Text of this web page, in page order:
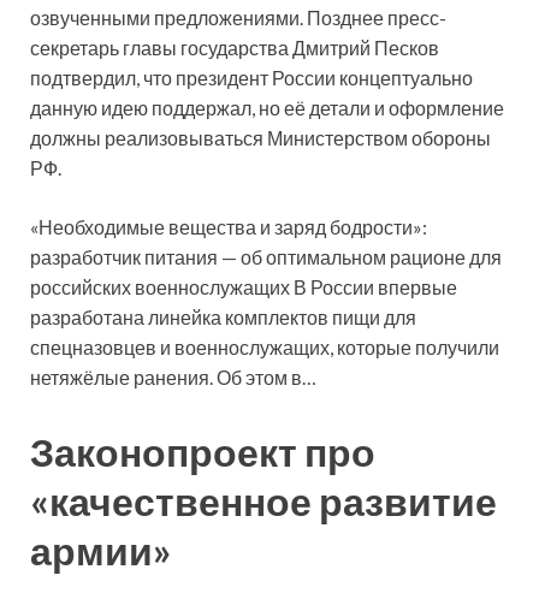
озвученными предложениями. Позднее пресс-
секретарь главы государства Дмитрий Песков
подтвердил, что президент России концептуально
данную идею поддержал, но её детали и оформление
должны реализовываться Министерством обороны
РФ.
«Необходимые вещества и заряд бодрости»:
разработчик питания — об оптимальном рационе для
российских военнослужащих В России впервые
разработана линейка комплектов пищи для
спецназовцев и военнослужащих, которые получили
нетяжёлые ранения. Об этом в…
Законопроект про
«качественное развитие
армии»